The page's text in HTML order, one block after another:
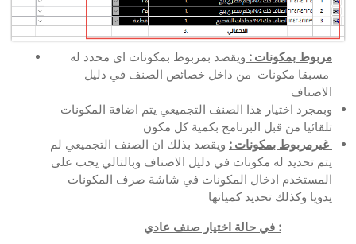
مربوط بمكونات : ويقصد بمربوط بمكونات اي محدد له
مسبقا مكونات من داخل خصائص الصنف في دليل
الاصناف
وبمجرد اختيار هذا الصنف التجميعي يتم اضافة المكونات
تلقائيا من قبل البرنامج بكمية كل مكون
غيرمربوط بمكونات : ويقصد بذلك ان الصنف التجميعي لم
يتم تحديد له مكونات في دليل الاصناف وبالتالي يجب على
المستخدم ادخال المكونات في شاشة صرف المكونات
يدويا وكذلك تحديد كمياتها
في حالة اختيار صنف عادي :